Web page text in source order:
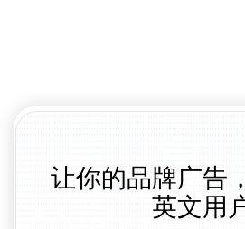
让你的品牌广告
英文用